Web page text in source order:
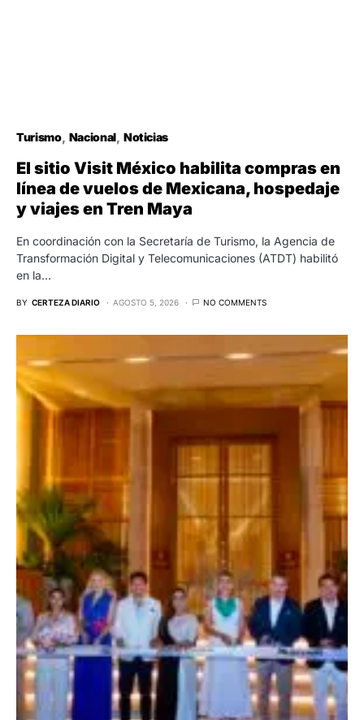
Turismo Nacional Noticias
El sitio Visit México habilita compras en
línea de vuelos de Mexicana, hospedaje
y viajes en Tren Maya
En coordinación con la Secretaría de Turismo, la Agencia de
Transformación Digital y Telecomunicaciones (ATDT) habilitó
en la…
BY CERTEZA DIARIO AGOSTO 5, 2026 NO COMMENTS